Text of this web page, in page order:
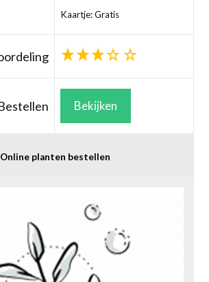
Kaartje: Gratis
Bekijken
Online planten bestellen